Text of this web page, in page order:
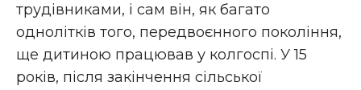
трудівниками, і сам він, як багато
однолітків того, передвоєнного покоління,
ще дитиною працював у колгоспі. У 15
років, після закінчення сільської